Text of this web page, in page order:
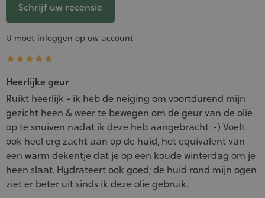
Schrijf uw recensie
U moet inloggen op uw account
    
Heerlijke geur
Ruikt heerlijk - ik heb de neiging om voortdurend mijn
gezicht heen & weer te bewegen om de geur van de olie
op te snuiven nadat ik deze heb aangebracht :-) Voelt
ook heel erg zacht aan op de huid, het equivalent van
een warm dekentje dat je op een koude winterdag om je
heen slaat. Hydrateert ook goed; de huid rond mijn ogen
ziet er beter uit sinds ik deze olie gebruik.